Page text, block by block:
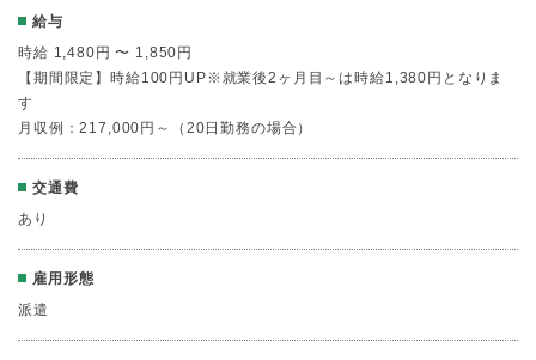
給与
時給 1,480円 〜 1,850円
【期間限定】時給100円UP※就業後2ヶ月目～は時給1,380円となりま
す
月収例：217,000円～（20日勤務の場合）
交通費
あり
雇用形態
派遣